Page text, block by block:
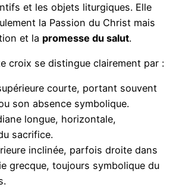
et les objets liturgiques. Elle
la Passion du Christ mais
et la promesse du salut.
croix se distingue clairement par :
courte, portant souvent
son absence symbolique.
longue, horizontale,
sacrifice.
inclinée, parfois droite dans
grecque, toujours symbolique du